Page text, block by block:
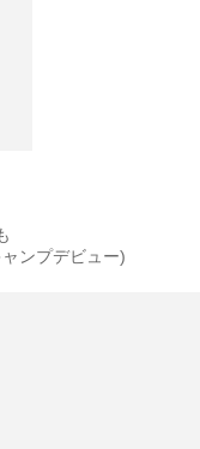
ンプデビュー)